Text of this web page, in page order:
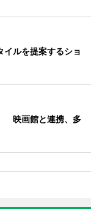
イルを提案するショ
映画館と連携、多